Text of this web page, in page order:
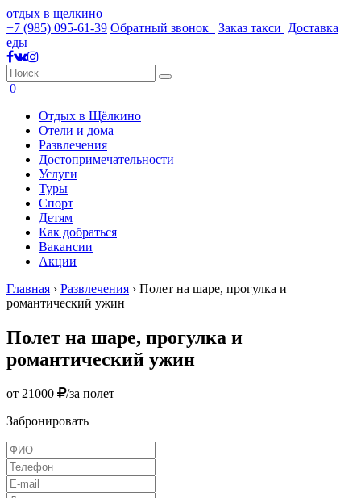
отдых в щелкино
+7 (985) 095-61-39 Обратный звонок Заказ такси Доставка
еды
0
Отдых в Щёлкино
Отели и дома
Развлечения
Достопримечательности
Услуги
Туры
Спорт
Детям
Как добраться
Вакансии
Акции
Главная › Развлечения › Полет на шаре, прогулка и
романтический ужин
Полет на шаре, прогулка и
романтический ужин
от 21000
/за полет
Забронировать